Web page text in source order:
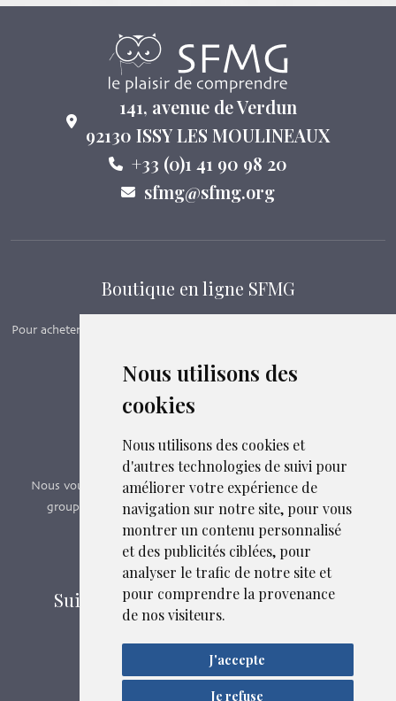
Nous utilisons des
cookies
Nous utilisons des cookies et
d'autres technologies de suivi pour
améliorer votre expérience de
navigation sur notre site, pour vous
montrer un contenu personnalisé
et des publicités ciblées, pour
analyser le trafic de notre site et
pour comprendre la provenance
de nos visiteurs.
J'accepte
Je refuse
Liens et fichiers associés
141, avenue de Verdun
92130 ISSY LES MOULINEAUX
+33 (0)1 41 90 98 20
sfmg@sfmg.org
Boutique en ligne SFMG
Pour acheter nos manuels, adhérer et payer ses cotisations en ligne,
Boutique en ligne
Formations SFMG
Nous vous proposons des formations e-learning, présentiels,
groupes de pairs - Certificat QUALIOPI n° 2020/89171.3
Découvrir nos formations
Suivez-nous sur les réseaux sociaux
Mentions légales
Confidentialité